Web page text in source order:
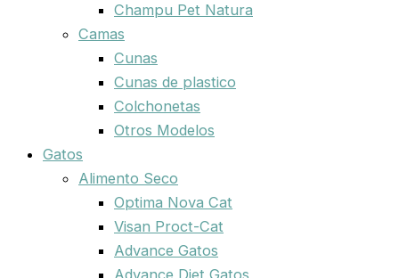
Champu Pet Natura
Camas
Cunas
Cunas de plastico
Colchonetas
Otros Modelos
Gatos
Alimento Seco
Optima Nova Cat
Visan Proct-Cat
Advance Gatos